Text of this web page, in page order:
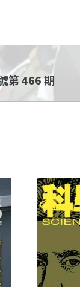
第 466 期